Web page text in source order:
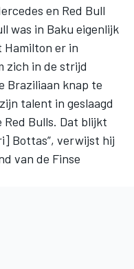
en Red Bull
was in Baku eigenlijk
Hamilton er in
zich in de strijd
Braziliaan knap te
talent in geslaagd
Red Bulls. Dat blijkt
Bottas”, verwijst hij
van de Finse